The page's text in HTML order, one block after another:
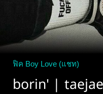
ฟิค Boy Love (แชท)
borin' | taejae